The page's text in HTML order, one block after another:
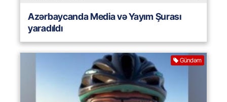
Azərbaycanda Media və Yayım Şurası
yaradıldı
Gündəm